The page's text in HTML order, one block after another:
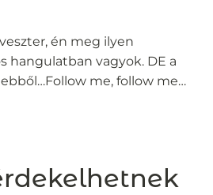
én meg ilyen
hangulatban vagyok. DE a
me, follow me…